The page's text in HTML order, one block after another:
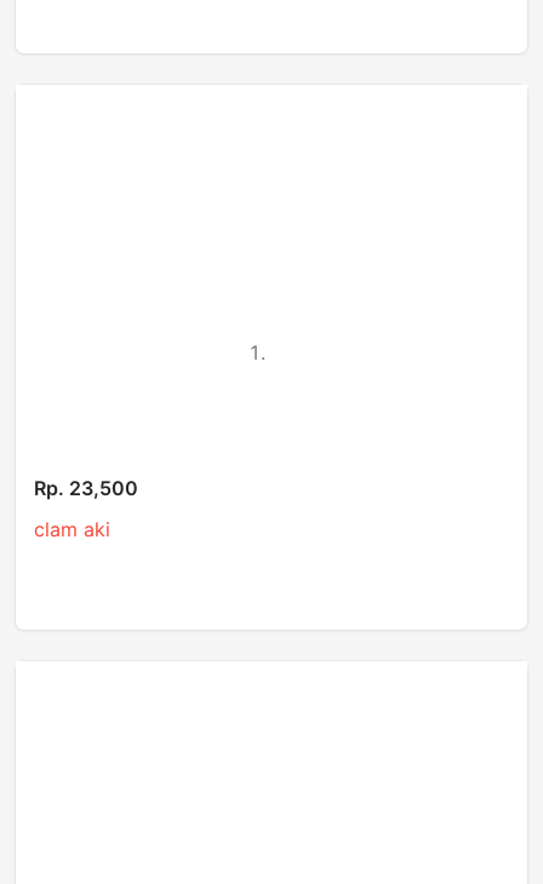
Rp. 23,500
clam aki